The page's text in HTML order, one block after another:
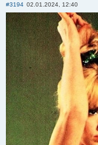
#3194 02.01.2024, 12:40